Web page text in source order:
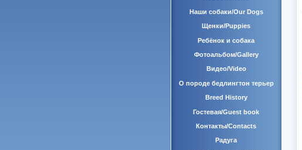
Наши собаки/Our Dogs
Щенки/Puppies
Ребёнок и собака
Фотоальбом/Gallery
Видео/Video
О породе бедлингтон терьер
Breed History
Гостевая/Guest book
Контакты/Contacts
Радуга